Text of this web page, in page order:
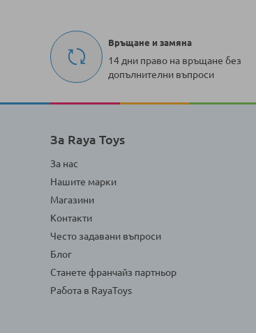
Връщане и замяна
14 дни право на връщане без
допълнителни въпроси
За Raya Toys
За нас
Нашите марки
Магазини
Контакти
Често задавани въпроси
Блог
Станете франчайз партньор
Работа в RayaToys